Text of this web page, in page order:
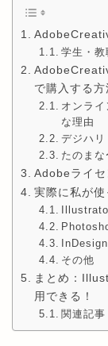
学生・
で購入する方
オンラ
な理由
デジハ
たのま
Adobeライセ
実際に私が
その他
まとめ：
用できる！
関連記事